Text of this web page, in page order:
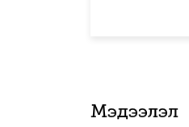
Мэдээлэл